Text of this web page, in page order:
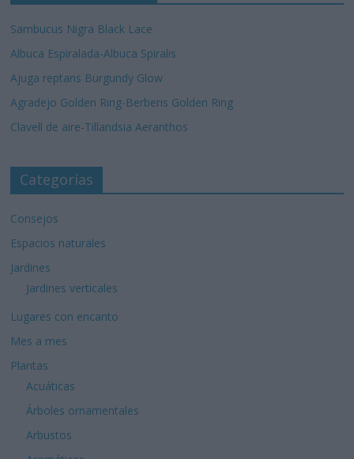
Sambucus Nigra Black Lace
Albuca Espiralada-Albuca Spiralis
Ajuga reptans Burgundy Glow
Agradejo Golden Ring-Berberis Golden Ring
Clavell de aire-Tillandsia Aeranthos
Categorías
Consejos
Espacios naturales
Jardines
Jardines verticales
Lugares con encanto
Mes a mes
Plantas
Acuáticas
Árboles ornamentales
Arbustos